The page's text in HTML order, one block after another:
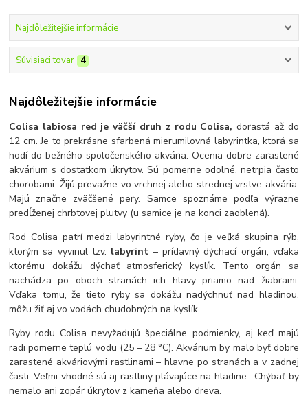
Najdôležitejšie informácie
Súvisiaci tovar 4
Najdôležitejšie informácie
Colisa labiosa red je väčší druh z rodu Colisa, dorastá až do
12 cm. Je to prekrásne sfarbená mierumilovná labyrintka, ktorá sa
hodí do bežného spoločenského akvária. Ocenia dobre zarastené
akvárium s dostatkom úkrytov. Sú pomerne odolné, netrpia často
chorobami. Žijú prevažne vo vrchnej alebo strednej vrstve akvária.
Majú značne zväčšené pery. Samce spoznáme podľa výrazne
predĺženej chrbtovej plutvy (u samice je na konci zaoblená).
Rod Colisa patrí medzi labyrintné ryby, čo je veľká skupina rýb,
ktorým sa vyvinul tzv. labyrint – prídavný dýchací orgán, vďaka
ktorému dokážu dýchať atmosferický kyslík. Tento orgán sa
nachádza po oboch stranách ich hlavy priamo nad žiabrami.
Vďaka tomu, že tieto ryby sa dokážu nadýchnuť nad hladinou,
môžu žiť aj vo vodách chudobných na kyslík.
Ryby rodu Colisa nevyžadujú špeciálne podmienky, aj keď majú
radi pomerne teplú vodu (25 – 28 °C). Akvárium by malo byť dobre
zarastené akváriovými rastlinami – hlavne po stranách a v zadnej
časti. Veľmi vhodné sú aj rastliny plávajúce na hladine. Chýbať by
nemalo ani zopár úkrytov z kameňa alebo dreva.